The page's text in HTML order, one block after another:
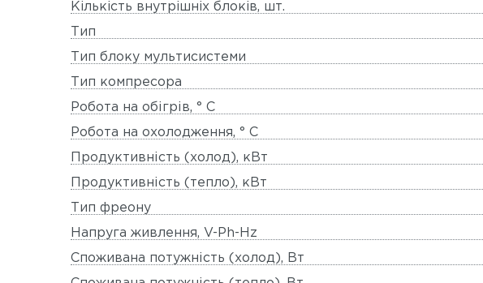
Кiлькiсть внутрiшнiх блокiв, шт.
Тип
Тип блоку мультисистеми
Тип компресора
Робота на обігрів, ° C
Робота на охолодження, ° C
Продуктивність (холод), кВт
Продуктивність (тепло), кВт
Тип фреону
Напруга живлення, V-Ph-Hz
Споживана потужність (холод), Вт